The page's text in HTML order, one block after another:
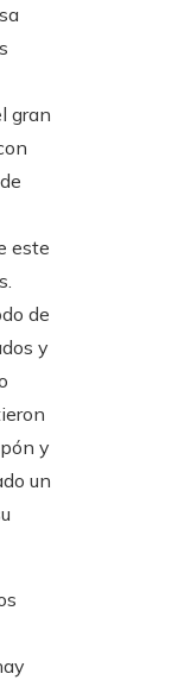
gran
este
de
y
y
un